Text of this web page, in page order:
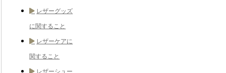
レザーグッズ
に関すること
レザーケアに
関すること
レザーシュー